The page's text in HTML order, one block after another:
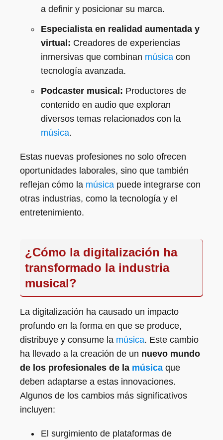
a definir y posicionar su marca.
Especialista en realidad aumentada y
virtual: Creadores de experiencias
inmersivas que combinan música con
tecnología avanzada.
Podcaster musical: Productores de
contenido en audio que exploran
diversos temas relacionados con la
música.
Estas nuevas profesiones no solo ofrecen
oportunidades laborales, sino que también
reflejan cómo la música puede integrarse con
otras industrias, como la tecnología y el
entretenimiento.
¿Cómo la digitalización ha
transformado la industria
musical?
La digitalización ha causado un impacto
profundo en la forma en que se produce,
distribuye y consume la música. Este cambio
ha llevado a la creación de un nuevo mundo
de los profesionales de la música que
deben adaptarse a estas innovaciones.
Algunos de los cambios más significativos
incluyen:
El surgimiento de plataformas de